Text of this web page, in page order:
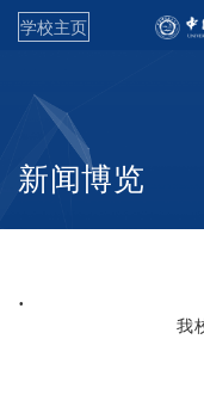
学校主页
新闻博览
                               我校重庆校友会正式揭牌成立